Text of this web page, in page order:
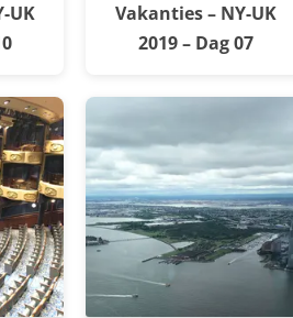
UK
Vakanties – NY-UK
2019 – Dag 07